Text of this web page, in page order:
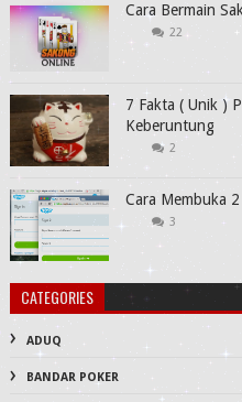
Cara Bermain
22
7 Fakta ( Unik )
Keberuntung
2
Cara Membuka
3
CATEGORIES
ADUQ
BANDAR POKER